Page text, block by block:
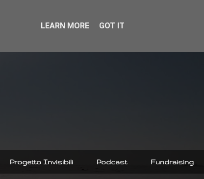
Progetto Invisibili Podcast Fundraising
LEARN MORE GOT IT